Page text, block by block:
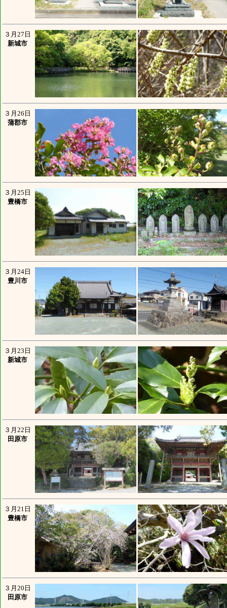
３月27日
新城市
３月26日
蒲郡市
３月25日
豊橋市
３月24日
豊川市
３月23日
新城市
３月22日
田原市
３月21日
豊橋市
３月20日
田原市